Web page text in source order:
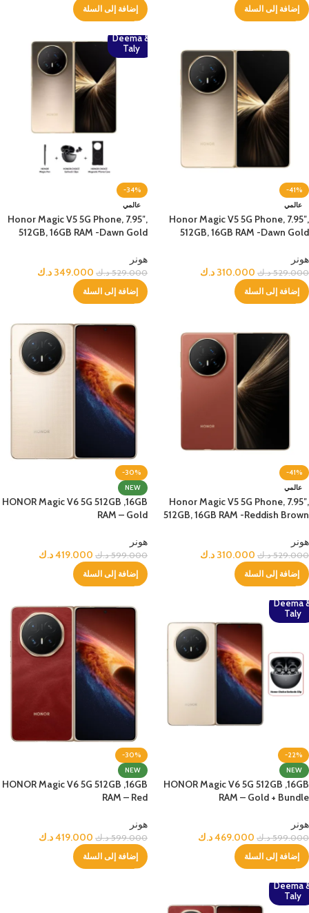
إضافة إلى السلة إضافة إلى السلة
-41%
عالمي
Honor Magic V5 5G Phone, 7.95″,
512GB, 16GB RAM -Dawn Gold
هونر
529.000 د.ك 310.000 د.ك
إضافة إلى السلة
Deema &
Taly
-34%
عالمي
Honor Magic V5 5G Phone, 7.95″,
512GB, 16GB RAM -Dawn Gold
هونر
529.000 د.ك 349.000 د.ك
إضافة إلى السلة
-41%
عالمي
Honor Magic V5 5G Phone, 7.95″,
512GB, 16GB RAM -Reddish Brown
هونر
529.000 د.ك 310.000 د.ك
إضافة إلى السلة
-30%
NEW
HONOR Magic V6 5G 512GB ,16GB
RAM – Gold
هونر
599.000 د.ك 419.000د.ك
إضافة إلى السلة
Deema
Taly
-22%
NEW
HONOR Magic V6 5G 512GB ,16GB
RAM – Gold + Bundle
هونر
599.000 د.ك 469.000د.ك
إضافة إلى السلة
-30%
NEW
HONOR Magic V6 5G 512GB ,16GB
RAM – Red
هونر
599.000 د.ك 419.000د.ك
إضافة إلى السلة
Deema
Taly